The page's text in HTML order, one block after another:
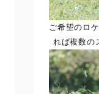
ご希望のロ
れば複数の